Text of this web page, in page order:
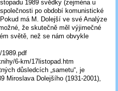
1989 svědky (zejména u
po období komunistické
má M. Dolejší ve své Analýze
že skutečně měl výjimečné
světě, než se nám obvykle
6-km/17listopad.htm
důsledcích „sametu“, je
Miroslava Dolejšího (1931-2001),